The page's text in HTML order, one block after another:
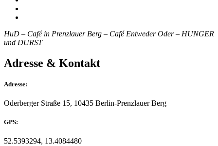
HuD – Café in Prenzlauer Berg – Café Entweder Oder – HUNGER
und DURST
Adresse & Kontakt
Adresse:
Oderberger Straße 15, 10435 Berlin-Prenzlauer Berg
GPS:
52.5393294, 13.4084480